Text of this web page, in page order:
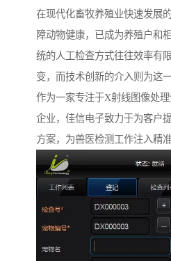
在现代化畜牧养殖业快速发展
障动物健康，已成为养殖户和
统的人工检查方式往往效率有
变，而技术创新的介入则为这
作为一家专注于X射线图像处
企业，佳信电子致力于为客户
方案，为兽医检测工作注入精准